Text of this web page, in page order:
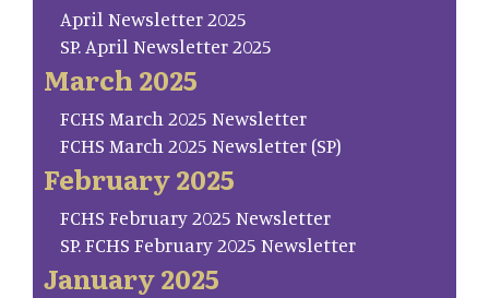
April Newsletter 2025
SP. April Newsletter 2025
March 2025
FCHS March 2025 Newsletter
FCHS March 2025 Newsletter (SP)
February 2025
FCHS February 2025 Newsletter
SP. FCHS February 2025 Newsletter
January 2025